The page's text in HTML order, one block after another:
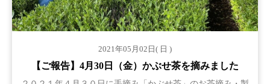
2021年05月02日( 日 )
【ご報告】4月30日（金）かぶせ茶を摘みました